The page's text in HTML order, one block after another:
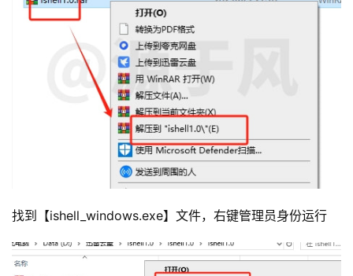
找到【ishell_windows.exe】文件，右键管理员身份运行